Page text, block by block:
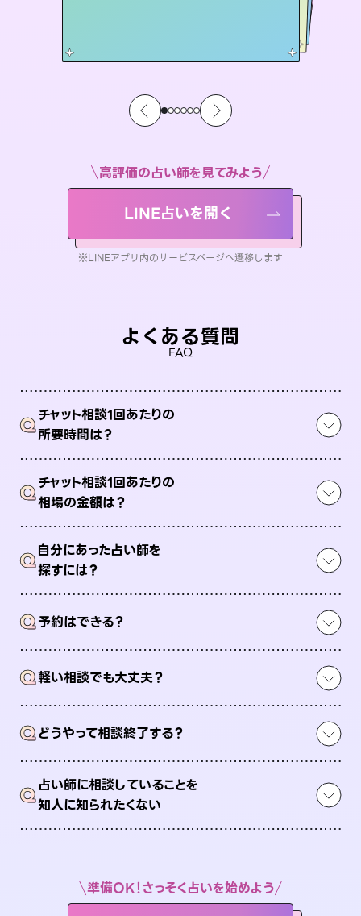
高評価の占い師を見てみよう
LINE占いを開く
※LINEアプリ内のサービスページへ遷移します
よくある質問
FAQ
Qチャット相談1回あたりの
所要時間は？
Qチャット相談1回あたりの
相場の金額は？
Q自分にあった占い師を
探すには？
Q予約はできる？
Q軽い相談でも大丈夫？
Qどうやって相談終了する？
Q占い師に相談していることを
知人に知られたくない
準備OK！さっそく占いを始めよう